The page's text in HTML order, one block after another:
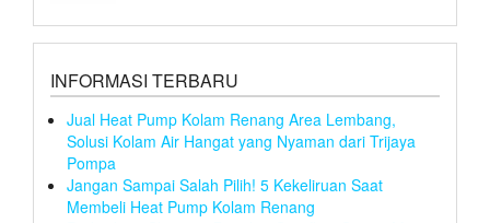
INFORMASI TERBARU
Jual Heat Pump Kolam Renang Area Lembang,
Solusi Kolam Air Hangat yang Nyaman dari Trijaya
Pompa
Jangan Sampai Salah Pilih! 5 Kekeliruan Saat
Membeli Heat Pump Kolam Renang